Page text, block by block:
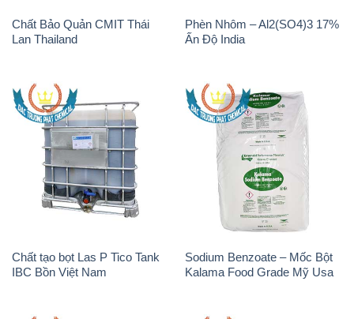
Chất Bảo Quản CMIT Thái
Lan Thailand
Phèn Nhôm – Al2(SO4)3 17%
Ấn Độ India
Chất tạo bọt Las P Tico Tank
IBC Bồn Việt Nam
Sodium Benzoate – Mốc Bột
Kalama Food Grade Mỹ Usa